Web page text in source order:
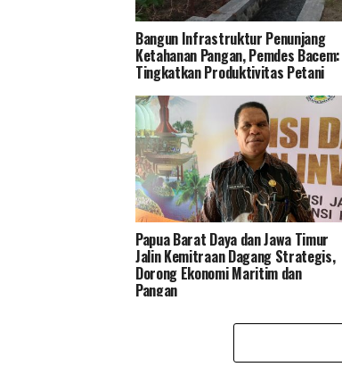
Bangun Infrastruktur Penunjang
Ketahanan Pangan, Pemdes Bacem:
Tingkatkan Produktivitas Petani
Papua Barat Daya dan Jawa Timur
Jalin Kemitraan Dagang Strategis,
Dorong Ekonomi Maritim dan
Pangan